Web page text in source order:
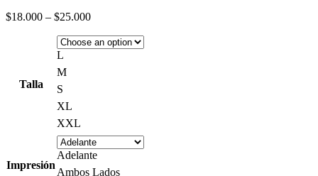
$18.000 – $25.000Price
$18.000
Talla
L
M
S
XL
XXL
Impresión
Adelante
Ambos Lados